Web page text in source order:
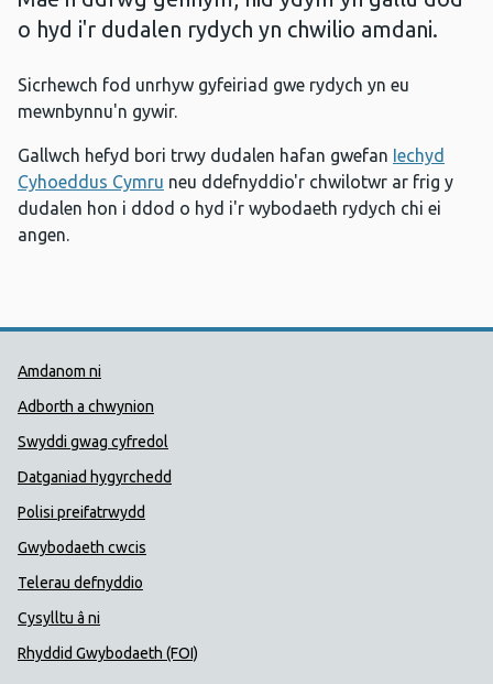
o hyd i'r dudalen rydych yn chwilio amdani.
Sicrhewch fod unrhyw gyfeiriad gwe rydych yn eu
mewnbynnu'n gywir.
Gallwch hefyd bori trwy dudalen hafan gwefan Iechyd
Cyhoeddus Cymru neu ddefnyddio'r chwilotwr ar frig y
dudalen hon i ddod o hyd i'r wybodaeth rydych chi ei
angen.
Dolenni Cymorth Iechyd
Amdanom ni
Adborth a chwynion
Swyddi gwag cyfredol
Datganiad hygyrchedd
Polisi preifatrwydd
Gwybodaeth cwcis
Telerau defnyddio
Cysylltu â ni
Rhyddid Gwybodaeth (FOI)